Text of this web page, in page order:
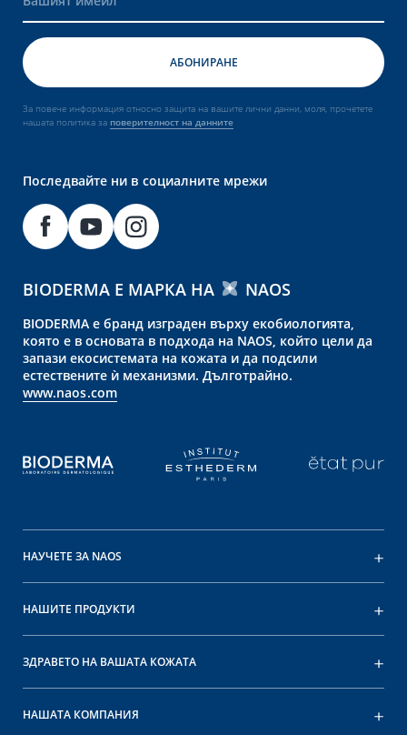
За повече информация относно защита на вашите лични данни, моля, прочетете
нашата политика за поверителност на данните
Последвайте ни в социалните мрежи
BIODERMA Е МАРКА НА NAOS
BIODERMA е бранд изграден върху екобиологията,
която е в основата в подхода на NAOS, който цели да
запази екосистемата на кожата и да подсили
естествените ѝ механизми. Дълготрайно.
www.naos.com
НАУЧЕТЕ ЗА NAOS
НАШИТЕ ПРОДУКТИ
ЗДРАВЕТО НА ВАШАТА КОЖАТА
НАШАТА КОМПАНИЯ